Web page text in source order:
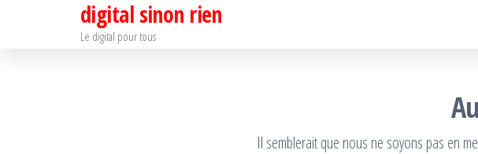
digital sinon rien
Le digital pour tous
Il semblerait que nous ne soyons pas en